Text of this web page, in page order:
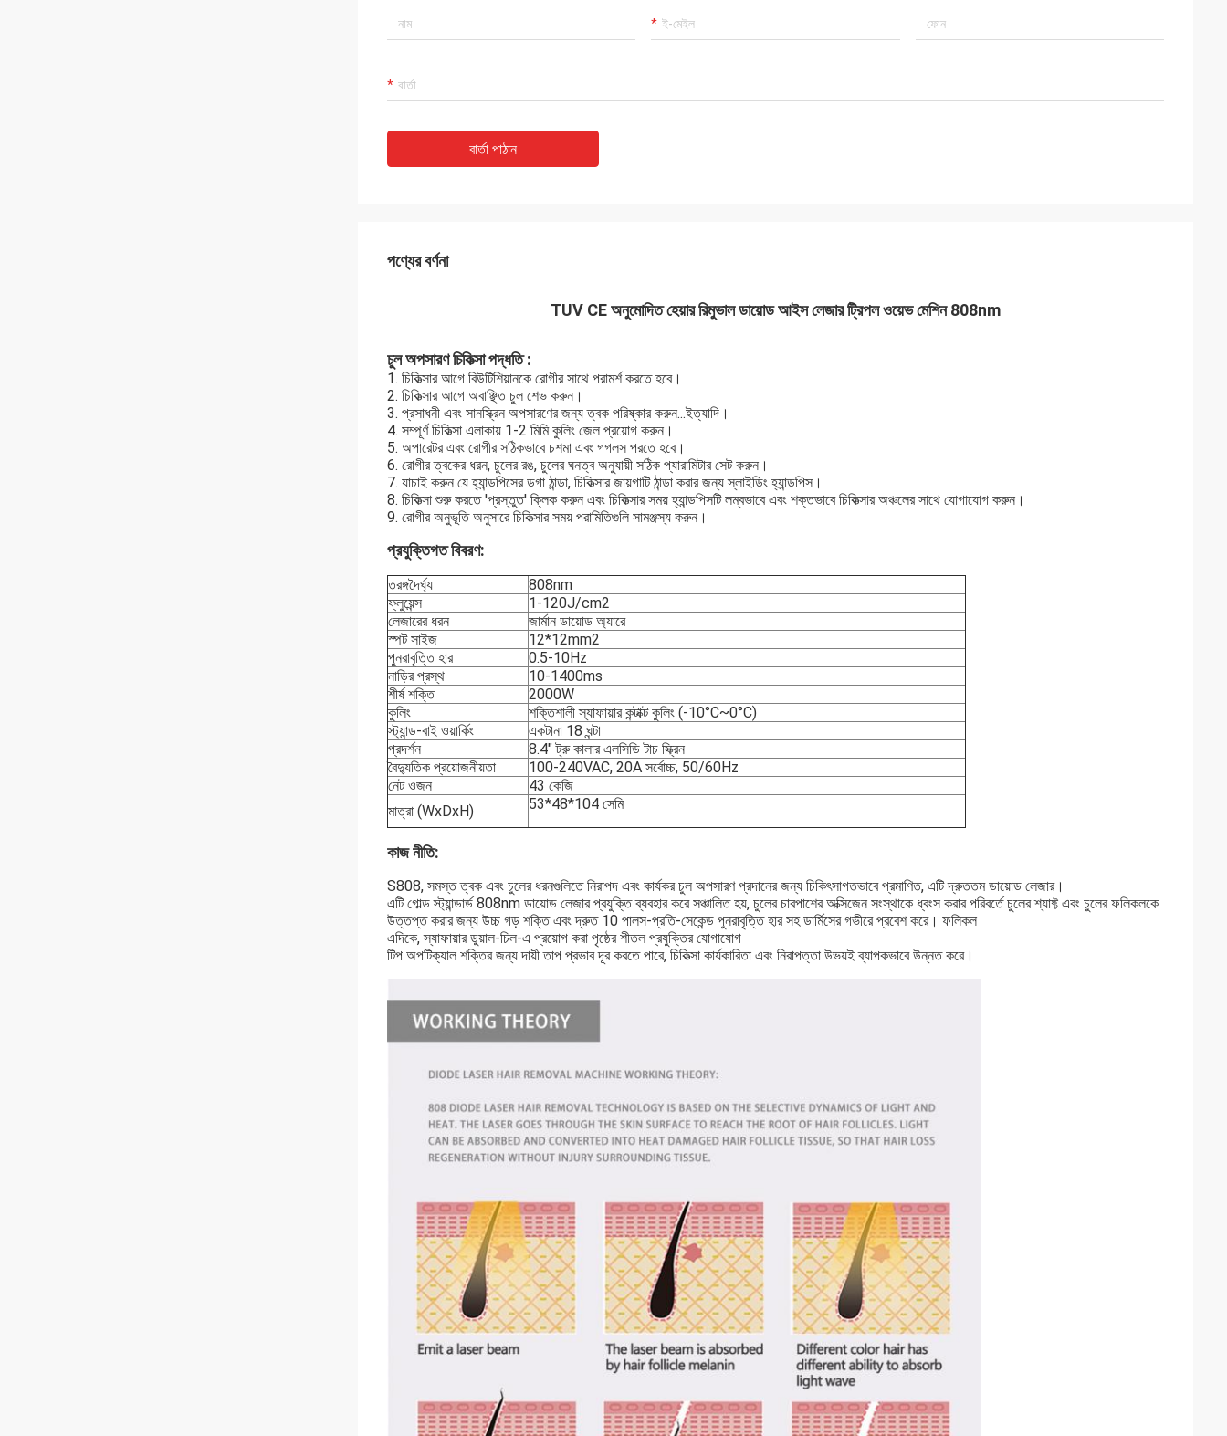
বার্তা পাঠান
পণ্যের বর্ণনা
TUV CE অনুমোদিত হেয়ার রিমুভাল ডায়োড আইস লেজার ট্রিপল ওয়েভ মেশিন 808nm
চুল অপসারণ চিকিত্সা পদ্ধতি :
1. চিকিত্সার আগে বিউটিশিয়ানকে রোগীর সাথে পরামর্শ করতে হবে।
2. চিকিত্সার আগে অবাঞ্ছিত চুল শেভ করুন।
3. প্রসাধনী এবং সানস্ক্রিন অপসারণের জন্য ত্বক পরিষ্কার করুন...ইত্যাদি।
4. সম্পূর্ণ চিকিত্সা এলাকায় 1-2 মিমি কুলিং জেল প্রয়োগ করুন।
5. অপারেটর এবং রোগীর সঠিকভাবে চশমা এবং গগলস পরতে হবে।
6. রোগীর ত্বকের ধরন, চুলের রঙ, চুলের ঘনত্ব অনুযায়ী সঠিক প্যারামিটার সেট করুন।
7. যাচাই করুন যে হ্যান্ডপিসের ডগা ঠান্ডা, চিকিত্সার জায়গাটি ঠান্ডা করার জন্য স্লাইডিং হ্যান্ডপিস।
8. চিকিত্সা শুরু করতে 'প্রস্তুত' ক্লিক করুন এবং চিকিত্সার সময় হ্যান্ডপিসটি লম্বভাবে এবং শক্তভাবে চিকিত্সার অঞ্চলের সাথে যোগাযোগ করুন।
9. রোগীর অনুভূতি অনুসারে চিকিত্সার সময় পরামিতিগুলি সামঞ্জস্য করুন।
প্রযুক্তিগত বিবরণ:
তরঙ্গদৈর্ঘ্য
808nm
ফ্লুয়েন্স
1-120J/cm2
লেজারের ধরন
জার্মান ডায়োড অ্যারে
স্পট সাইজ
12*12mm2
পুনরাবৃত্তি হার
0.5-10Hz
নাড়ির প্রস্থ
10-1400ms
শীর্ষ শক্তি
2000W
কুলিং
শক্তিশালী স্যাফায়ার কন্টাক্ট কুলিং (-10°C~0°C)
স্ট্যান্ড-বাই ওয়ার্কিং
একটানা 18 ঘন্টা
প্রদর্শন
8.4" ট্রু কালার এলসিডি টাচ স্ক্রিন
বৈদ্যুতিক প্রয়োজনীয়তা
100-240VAC, 20A সর্বোচ্চ, 50/60Hz
নেট ওজন
43 কেজি
মাত্রা (WxDxH)
53*48*104 সেমি
কাজ নীতি:
S808, সমস্ত ত্বক এবং চুলের ধরনগুলিতে নিরাপদ এবং কার্যকর চুল অপসারণ প্রদানের জন্য চিকিৎসাগতভাবে প্রমাণিত, এটি দ্রুততম ডায়োড লেজার।
এটি গোল্ড স্ট্যান্ডার্ড 808nm ডায়োড লেজার প্রযুক্তি ব্যবহার করে সঞ্চালিত হয়, চুলের চারপাশের অক্সিজেন সংস্থাকে ধ্বংস করার পরিবর্তে চুলের শ্যাফ্ট এবং চুলের ফলিকলকে
উত্তপ্ত করার জন্য উচ্চ গড় শক্তি এবং দ্রুত 10 পালস-প্রতি-সেকেন্ড পুনরাবৃত্তি হার সহ ডার্মিসের গভীরে প্রবেশ করে। ফলিকল
এদিকে, স্যাফায়ার ডুয়াল-চিল-এ প্রয়োগ করা পৃষ্ঠের শীতল প্রযুক্তির যোগাযোগ
টিপ অপটিক্যাল শক্তির জন্য দায়ী তাপ প্রভাব দূর করতে পারে, চিকিত্সা কার্যকারিতা এবং নিরাপত্তা উভয়ই ব্যাপকভাবে উন্নত করে।